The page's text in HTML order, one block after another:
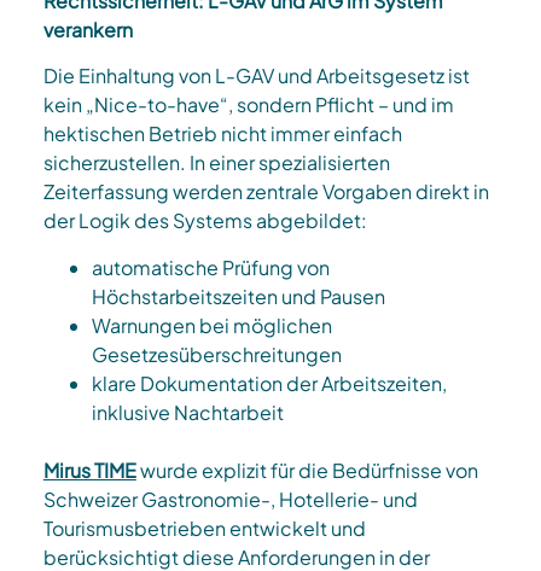
verankern
Die Einhaltung von L-GAV und Arbeitsgesetz ist
kein „Nice-to-have“, sondern Pflicht – und im
hektischen Betrieb nicht immer einfach
sicherzustellen. In einer spezialisierten
Zeiterfassung werden zentrale Vorgaben direkt in
der Logik des Systems abgebildet:​
automatische Prüfung von
Höchstarbeitszeiten und Pausen
Warnungen bei möglichen
Gesetzesüberschreitungen
klare Dokumentation der Arbeitszeiten,
inklusive Nachtarbeit​
Mirus TIMEwurde explizit für die Bedürfnisse von
Schweizer Gastronomie-, Hotellerie- und
Tourismusbetrieben entwickelt und
berücksichtigt diese Anforderungen in der